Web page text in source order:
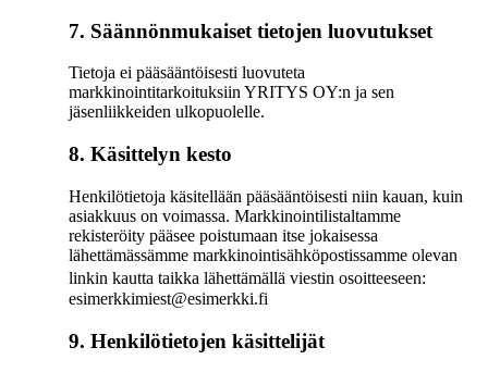
7. Säännönmukaiset tietojen luovutukset
Tietoja ei pääsääntöisesti luovuteta
markkinointitarkoituksiin YRITYS OY:n ja sen
jäsenliikkeiden ulkopuolelle.
8. Käsittelyn kesto
Henkilötietoja käsitellään pääsääntöisesti niin kauan, kuin
asiakkuus on voimassa. Markkinointilistaltamme
rekisteröity pääsee poistumaan itse jokaisessa
lähettämässämme markkinointisähköpostissamme olevan
linkin kautta taikka lähettämällä viestin osoitteeseen:
esimerkkimiest@esimerkki.fi
9. Henkilötietojen käsittelijät